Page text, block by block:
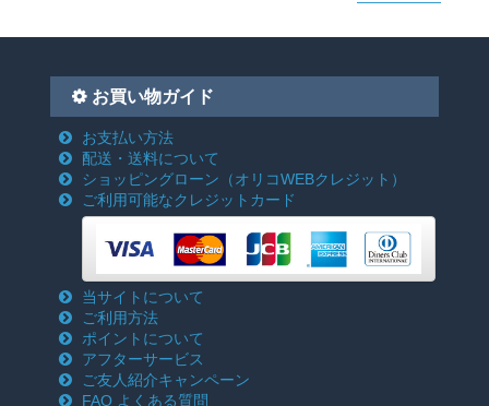
お買い物ガイド
お支払い方法
配送・送料について
ショッピングローン （オリコWEBクレジット）
ご利用可能なクレジットカード
当サイトについて
ご利用方法
ポイントについて
アフターサービス
ご友人紹介キャンペーン
FAQ よくある質問